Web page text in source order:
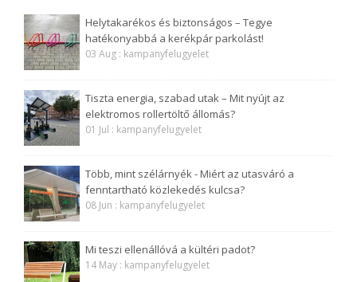
Helytakarékos és biztonságos – Tegye
hatékonyabbá a kerékpár parkolást!
03 Aug : kampanyfelugyelet
Tiszta energia, szabad utak – Mit nyújt az
elektromos rollertöltő állomás?
01 Jul : kampanyfelugyelet
Több, mint szélárnyék - Miért az utasváró a
fenntartható közlekedés kulcsa?
08 Jun : kampanyfelugyelet
Mi teszi ellenállóvá a kültéri padot?
14 May : kampanyfelugyelet